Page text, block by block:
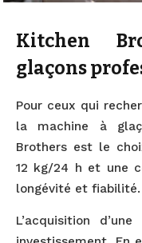
Kitchen
glaçons
Pour ceux qui
la machine à
Brothers est le
12 kg/24 h et une
longévité et fiabilité.
L’acquisition